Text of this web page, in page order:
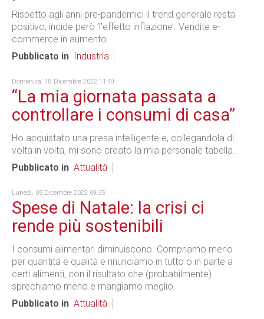
Rispetto agli anni pre-pandemici il trend generale resta
positivo, incide però ‘l’effetto inflazione’. Vendite e-
commerce in aumento.
Pubblicato in
Industria
Domenica, 18 Dicembre 2022 11:49
“La mia giornata passata a
controllare i consumi di casa”
Ho acquistato una presa intelligente e, collegandola di
volta in volta, mi sono creato la mia personale tabella.
Pubblicato in Attualità
Lunedì, 05 Dicembre 2022 09:35
Spese di Natale: la crisi ci
rende più sostenibili
I consumi alimentari diminuiscono. Compriamo meno
per quantità e qualità e rinunciamo in tutto o in parte a
certi alimenti, con il risultato che (probabilmente)
sprechiamo meno e mangiamo meglio.
Pubblicato in Attualità